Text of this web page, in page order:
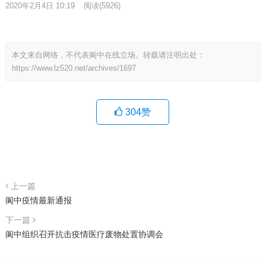
2020年2月4日 10:19 阅读(5926)
本文来自网络，不代表阆中在线立场。转载请注明出处：
https://www.lz520.net/archives/1697
304赞
上一篇
阆中疫情最新通报
下一篇
阆中组织召开抗击疫情医疗废物处置协调会